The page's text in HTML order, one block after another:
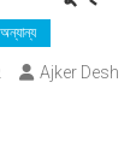
অন্যান্য
Ajker Desh